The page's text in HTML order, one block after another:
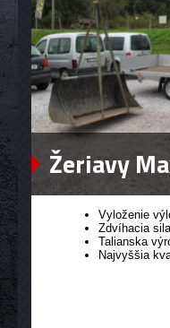
Žeriavy
Vyloženie
Zdvíhacia
Talianska
Najvyššia